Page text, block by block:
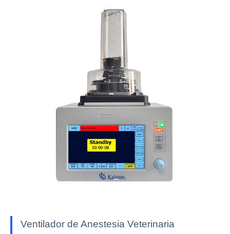
Ventilador de Anestesia Veterinaria